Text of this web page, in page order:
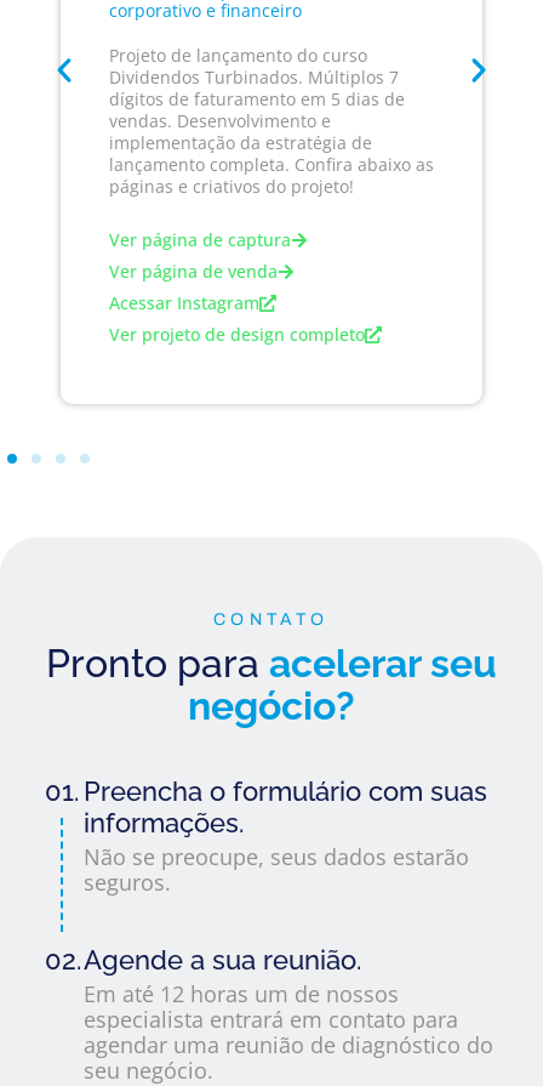
corporativo e financeiro
Projeto de lançamento do curso
Dividendos Turbinados. Múltiplos 7
dígitos de faturamento em 5 dias de
vendas. Desenvolvimento e
implementação da estratégia de
lançamento completa. Confira abaixo as
páginas e criativos do projeto!
Ver página de captura
Ver página de venda
Acessar Instagram
Ver projeto de design completo
CONTATO
Pronto para acelerar seu
negócio?
01. Preencha o formulário com suas
informações.
Não se preocupe, seus dados estarão
seguros.
02.Agende a sua reunião.
Em até 12 horas um de nossos
especialista entrará em contato para
agendar uma reunião de diagnóstico do
seu negócio.